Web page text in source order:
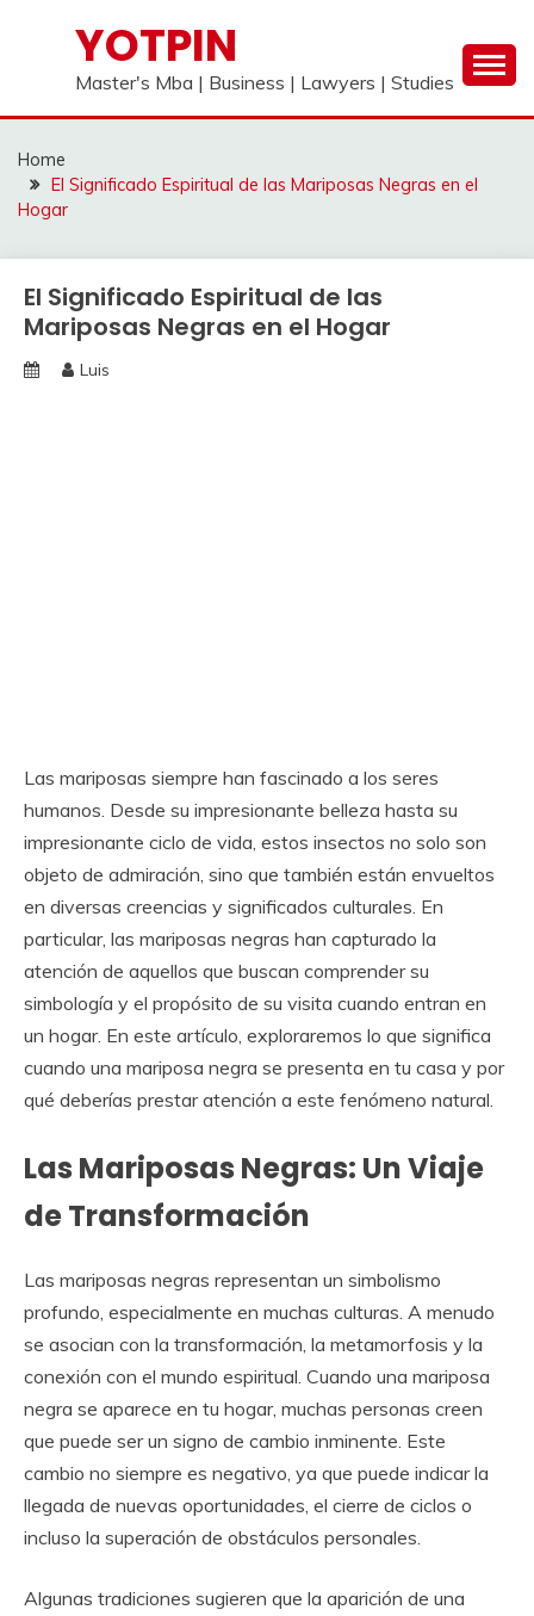
YOTPIN
Master's Mba | Business | Lawyers | Studies
Home
El Significado Espiritual de las Mariposas Negras en el
Hogar
El Significado Espiritual de las
Mariposas Negras en el Hogar
Luis
Las mariposas siempre han fascinado a los seres
humanos. Desde su impresionante belleza hasta su
impresionante ciclo de vida, estos insectos no solo son
objeto de admiración, sino que también están envueltos
en diversas creencias y significados culturales. En
particular, las mariposas negras han capturado la
atención de aquellos que buscan comprender su
simbología y el propósito de su visita cuando entran en
un hogar. En este artículo, exploraremos lo que significa
cuando una mariposa negra se presenta en tu casa y por
qué deberías prestar atención a este fenómeno natural.
Las Mariposas Negras: Un Viaje
de Transformación
Las mariposas negras representan un simbolismo
profundo, especialmente en muchas culturas. A menudo
se asocian con la transformación, la metamorfosis y la
conexión con el mundo espiritual. Cuando una mariposa
negra se aparece en tu hogar, muchas personas creen
que puede ser un signo de cambio inminente. Este
cambio no siempre es negativo, ya que puede indicar la
llegada de nuevas oportunidades, el cierre de ciclos o
incluso la superación de obstáculos personales.
Algunas tradiciones sugieren que la aparición de una